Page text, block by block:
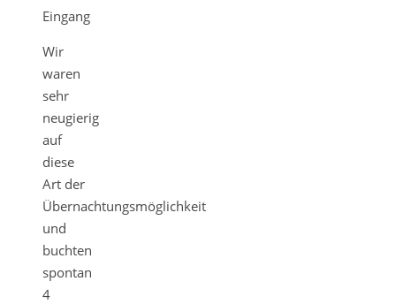
Wir
waren
sehr
neugierig
auf
diese
Art der
Übernachtungsmöglichkeit
und
buchten
spontan
4